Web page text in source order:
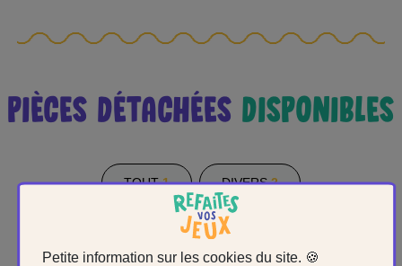
Petite information sur les cookies du site. 🍪
PIÈCES DÉTACHÉES DISPONIBLES
TOUT1 DIVERS2